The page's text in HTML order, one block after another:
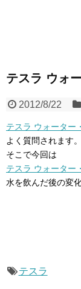
テスラ ウォ
2012/8/22
テスラ ウォーター
よく質問されます。
そこで今回は
テスラ ウォーター
水を飲んだ後の変
テスラ